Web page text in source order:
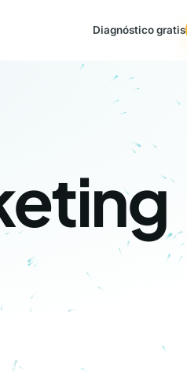
Diagnóstico gratis